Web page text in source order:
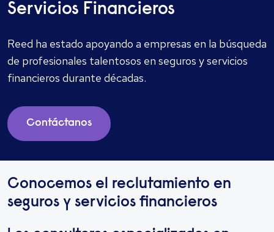
Servicios Financieros
Reed ha estado apoyando a empresas en la búsqueda
de profesionales talentosos en seguros y servicios
financieros durante décadas.
Contáctanos
Conocemos el reclutamiento en
seguros y servicios financieros